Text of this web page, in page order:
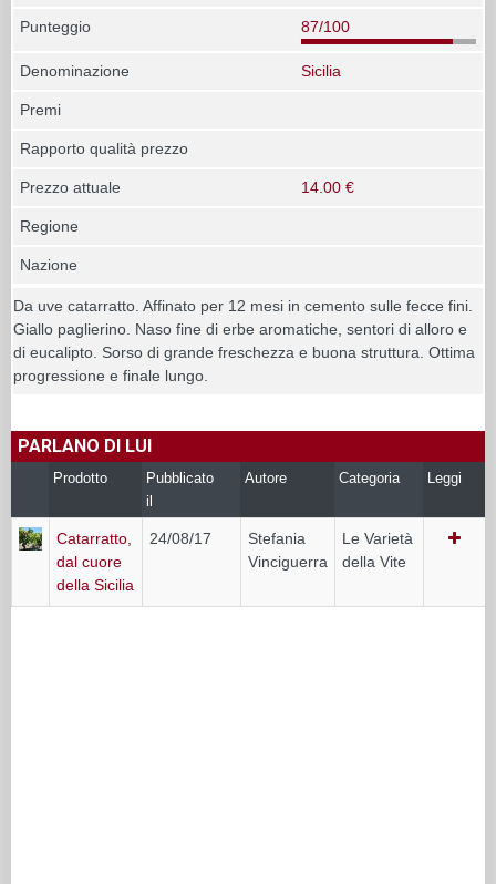
Punteggio 87/100
Denominazione Sicilia
Premi
Rapporto qualità prezzo
Prezzo attuale 14.00 €
Regione
Nazione
Da uve catarratto. Affinato per 12 mesi in cemento sulle fecce fini.
Giallo paglierino. Naso fine di erbe aromatiche, sentori di alloro e
di eucalipto. Sorso di grande freschezza e buona struttura. Ottima
progressione e finale lungo.
PARLANO DI LUI
Prodotto
Pubblicato
il
Autore Categoria Leggi
Catarratto,
dal cuore
della Sicilia
24/08/17
Stefania
Vinciguerra
Le Varietà
della Vite